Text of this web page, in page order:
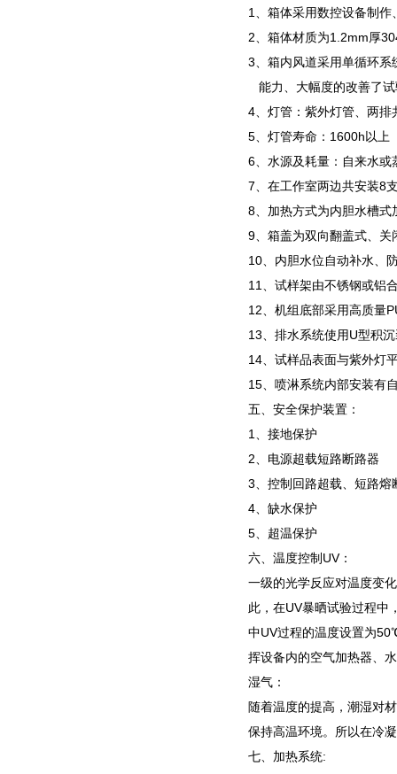
1、箱体采用数控设备制
2、箱体材质为1.2mm厚
3、箱内风道采用单循环
能力、大幅度的改善了
4、灯管：紫外灯管、两排
5、灯管寿命：1600h以上
6、水源及耗量：自来水或
7、在工作室两边共安装8
8、加热方式为内胆水槽
9、箱盖为双向翻盖式、关
10、内胆水位自动补水、
11、试样架由不锈钢或铝
12、机组底部采用高质量
13、排水系统使用U型积
14、试样品表面与紫外灯
15、喷淋系统内部安装有
五、安全保护装置：
1、接地保护
2、电源超载短路断路器
3、控制回路超载、短路熔
4、缺水保护
5、超温保护
六、温度控制UV：
一级的光学反应对温度变
此，在UV暴晒试验过程中
中UV过程的温度设置为
挥设备内的空气加热器、
湿气：
随着温度的提高，潮湿对
保持高温环境。所以在冷
七、加热系统: